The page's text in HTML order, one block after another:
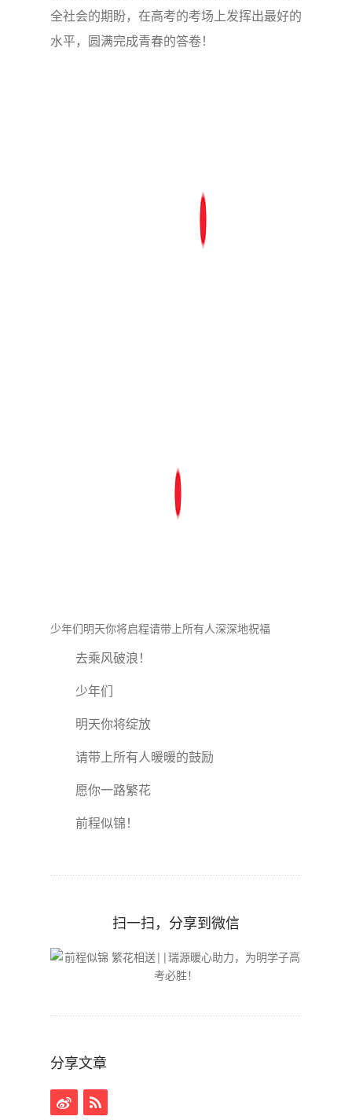
全社会的期盼，在高考的考场上发挥出最好的
水平，圆满完成青春的答卷！
少年们明天你将启程请带上所有人深深地祝福
去乘风破浪！
少年们
明天你将绽放
请带上所有人暖暖的鼓励
愿你一路繁花
前程似锦！
扫一扫，分享到微信
分享文章